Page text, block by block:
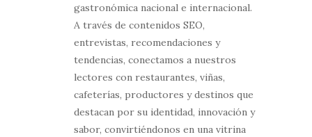
gastronómica nacional e internacional.
A través de contenidos SEO,
entrevistas, recomendaciones y
tendencias, conectamos a nuestros
lectores con restaurantes, viñas,
cafeterías, productores y destinos que
destacan por su identidad, innovación y
sabor, convirtiéndonos en una vitrina